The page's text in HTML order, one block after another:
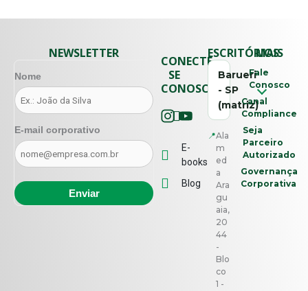
CONECTE-
SE
CONOSCO
E-
books
Blog
ESCRITÓRIOS
Barueri
- SP
(matriz)
📍Ala
m
ed
a
Ara
gu
aia,
20
44
-
Blo
co
1 -
MAIS
Fale
Conosco
Canal
Compliance
Seja
Parceiro
Autorizado
Governança
Corporativa
NEWSLETTER
Nome
E-mail corporativo